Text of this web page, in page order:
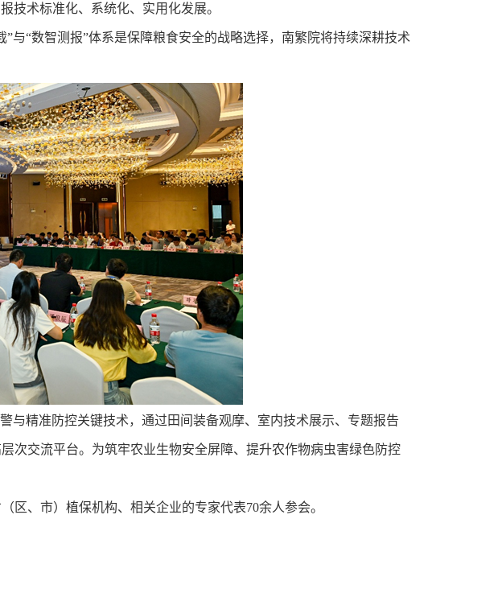
技术标准化、系统化、实用化发展。
与“数智测报”体系是保障粮食安全的战略选择，南繁院将持续深耕技术
与精准防控关键技术，通过田间装备观摩、室内技术展示、专题报告
次交流平台。为筑牢农业生物安全屏障、提升农作物病虫害绿色防控
、市）植保机构、相关企业的专家代表70余人参会。